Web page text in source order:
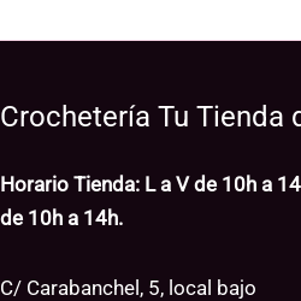
Crochetería Tu Tienda
Horario Tienda: L a V de 10h a
de 10h a 14h.
C/ Carabanchel, 5, local bajo